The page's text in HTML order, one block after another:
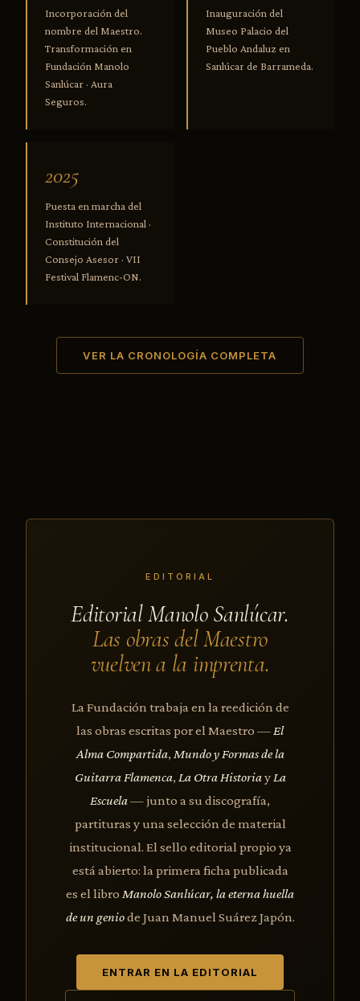
Incorporación del
nombre del Maestro.
Transformación en
Fundación Manolo
Sanlúcar · Aura
Seguros.
Inauguración del
Museo Palacio del
Pueblo Andaluz en
Sanlúcar de Barrameda.
2025
Puesta en marcha del
Instituto Internacional ·
Constitución del
Consejo Asesor · VII
Festival Flamenc-ON.
VER LA CRONOLOGÍA COMPLETA
EDITORIAL
Editorial Manolo Sanlúcar.
Las obras del Maestro
vuelven a la imprenta.
La Fundación trabaja en la reedición de
las obras escritas por el Maestro —El
Alma Compartida, Mundo y Formas de la
Guitarra Flamenca, La Otra HistoriayLa
Escuela— junto a su discografía,
partituras y una selección de material
institucional. El sello editorial propio ya
está abierto: la primera ficha publicada
es el libro Manolo Sanlúcar, la eterna huella
de un geniode Juan Manuel Suárez Japón.
ENTRAR EN LA EDITORIAL